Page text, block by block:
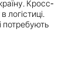
Кросс-
логістиці.
потребують